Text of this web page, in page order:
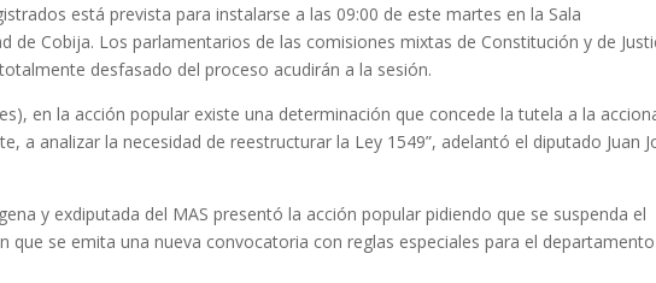
está prevista para instalarse a las 09:00 de este martes en la Sala
de Cobija. Los parlamentarios de las comisiones mixtas de Constitución y de
desfasado del proceso acudirán a la sesión.
en la acción popular existe una determinación que concede la tutela a la
a analizar la necesidad de reestructurar la Ley 1549”, adelantó el diputado Juan
y exdiputada del MAS presentó la acción popular pidiendo que se suspenda el
que se emita una nueva convocatoria con reglas especiales para el